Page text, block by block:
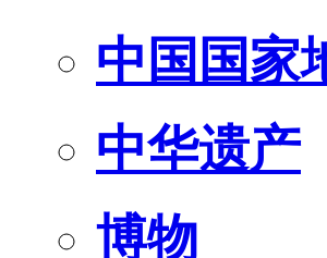
中国国家
中华遗产
博物